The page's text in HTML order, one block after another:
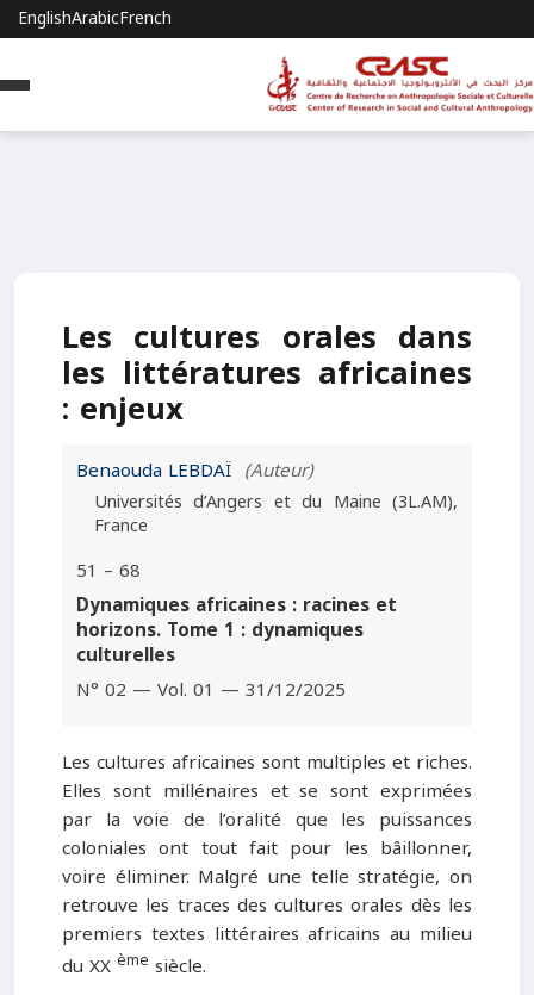
French
Arabic
English
Les cultures orales dans
les littératures africaines
: enjeux
Benaouda LEBDAÏ (Auteur)
Universités d’Angers et du Maine (3L.AM),
France
51 – 68
Dynamiques africaines : racines et
horizons. Tome 1 : dynamiques
culturelles
N° 02 — Vol. 01 — 31/12/2025
Les cultures africaines sont multiples et riches.
Elles sont millénaires et se sont exprimées
par la voie de l’oralité que les puissances
coloniales ont tout fait pour les bâillonner,
voire éliminer. Malgré une telle stratégie, on
retrouve les traces des cultures orales dès les
premiers textes littéraires africains au milieu
du XX ème siècle.